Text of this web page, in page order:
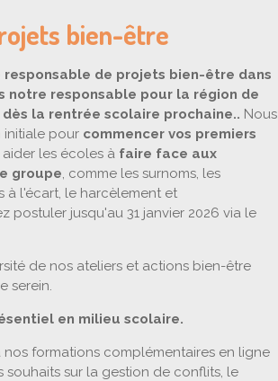
bien-être
responsable de projets bien-être dans
notre responsable pour la région de
la rentrée scolaire prochaine.. Nous
initiale pour commencer vos premiers
aider les écoles à faire face aux
groupe, comme les surnoms, les
à l'écart, le harcèlement et
postuler jusqu'au 31 janvier 2026 via le
de nos ateliers et actions bien-être
serein.
en milieu scolaire.
formations complémentaires en ligne
souhaits sur la gestion de conflits, le